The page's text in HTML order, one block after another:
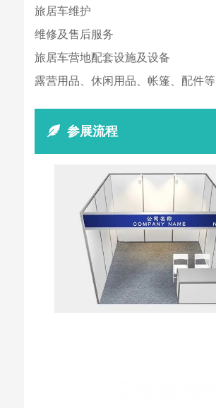
旅居车维护
维修及售后服务
旅居车营地配套设施及设备
露营用品、休闲用品、帐篷、配件等
参展流程